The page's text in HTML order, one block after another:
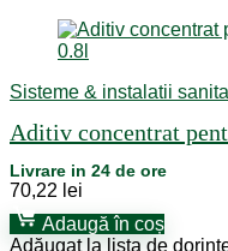
Sisteme & instalatii
Aditiv concentrat
Livrare in 24 de ore
70,22 lei
Adaugă în coș
Adăugat la lista de